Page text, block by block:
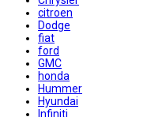
citroen
Dodge
fiat
ford
GMC
honda
Hummer
Hyundai
Infiniti